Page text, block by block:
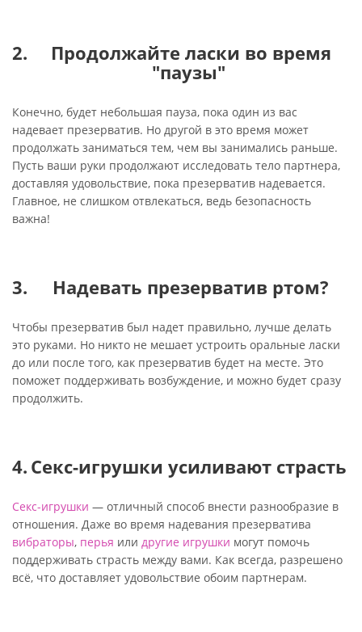
Продолжайте ласки во время
"паузы"
Конечно, будет небольшая пауза, пока один из вас
надевает презерватив. Но другой в это время может
продолжать заниматься тем, чем вы занимались раньше.
Пусть ваши руки продолжают исследовать тело партнера,
доставляя удовольствие, пока презерватив надевается.
Главное, не слишком отвлекаться, ведь безопасность
важна!
Надевать презерватив ртом?
Чтобы презерватив был надет правильно, лучше делать
это руками. Но никто не мешает устроить оральные ласки
до или после того, как презерватив будет на месте. Это
поможет поддерживать возбуждение, и можно будет сразу
продолжить.
Секс-игрушки усиливают страсть
Секс-игрушки — отличный способ внести разнообразие в
отношения. Даже во время надевания презерватива
вибраторы, перья или другие игрушки могут помочь
поддерживать страсть между вами. Как всегда, разрешено
всё, что доставляет удовольствие обоим партнерам.